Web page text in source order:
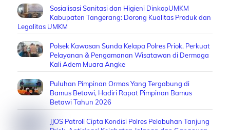
Sosialisasi Sanitasi dan Higieni DinkopUMKM
Kabupaten Tangerang: Dorong Kualitas Produk dan
Legalitas UMKM
Polsek Kawasan Sunda Kelapa Polres Priok, Perkuat
Pelayanan & Pengamanan Wisatawan di Dermaga
Kali Adem Muara Angke
Puluhan Pimpinan Ormas Yang Tergabung di
Bamus Betawi, Hadiri Rapat Pimpinan Bamus
Betawi Tahun 2026
JJOS Patroli Cipta Kondisi Polres Pelabuhan Tanjung